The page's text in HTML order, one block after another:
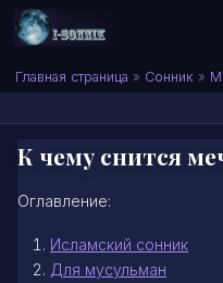
Skip to content
Сонник I-SONNIK.COM
Главная страница » Сонник » М
К чему снится
Оглавление:
Исламский сонник
Для мусульман